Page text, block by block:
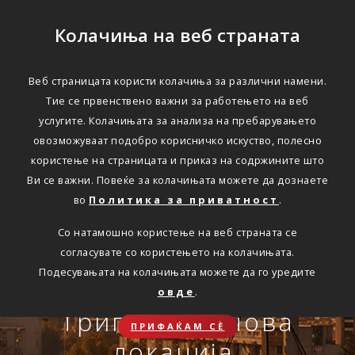
Колачиња на веб страната
Веб страницата користи колачиња за различни намени.
Тие се првенствено важни за работењето на веб
услугите. Колачињата за анализа на пребарувањето
овозможуваат подобро корисничко искуство, полесно
користење на страницата и приказ на содржините што
Ви се важни. Повеќе за колачињата можете да дознаете
во Политика за приватност .
Со натамошно користење на веб страната се
согласувате со користењето на колачињата.
Подесувањата на колачињата можете да го уредите
овде .
ПРИФАЌАМ СЀ
Триглав на нова
Сѐ ќе биде во ред
Совет, информација или инспирација за секоја животна
Онлајн пријава на
осигурен случај преку
OneID
Travel Smart и Travel
Smart Plus
Едноставно преку
интернет
АВТОМОБИЛСКА ОДГОВОРНОСТ
Oнлајн обнова на осигурување.
ЗДРАВСТВЕНО ПАТНИЧКО